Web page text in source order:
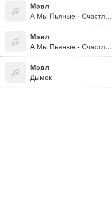
Мэвл
А Мы Пьяные - Счастливые
Мэвл
А Мы Пьяные - Счастливые 2019
Мэвл
Дымок